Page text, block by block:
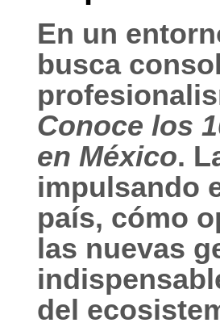
En un
busca
Conoce los
en México.
impulsando
país, cómo
las nuevas
del